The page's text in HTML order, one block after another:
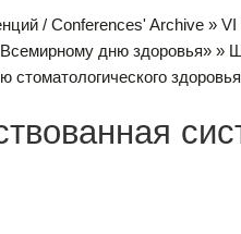
/ Conferences' Archive » VI
дню здоровья» »